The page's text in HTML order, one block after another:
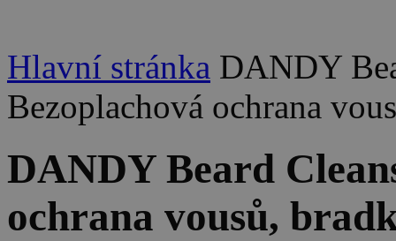
Hlavní stránka DANDY
Bezoplachová ochrana
DANDY Beard
ochrana vousů,